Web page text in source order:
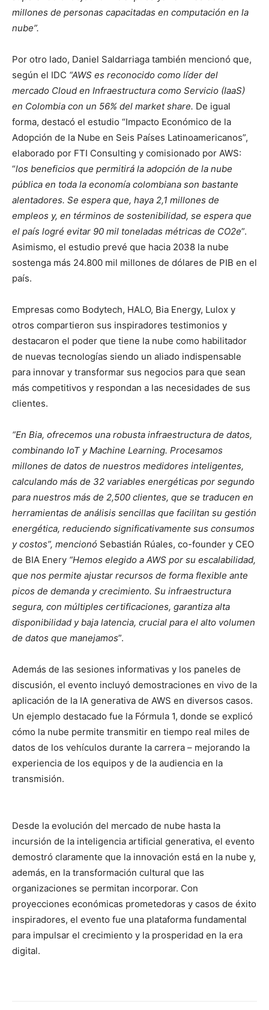
millones de personas capacitadas en computación en la
nube”.
Por otro lado, Daniel Saldarriaga también mencionó que,
según el IDC “AWS es reconocido como líder del
mercado Cloud en Infraestructura como Servicio (IaaS)
en Colombia con un 56% del market share. De igual
forma, destacó el estudio “Impacto Económico de la
Adopción de la Nube en Seis Países Latinoamericanos”,
elaborado por FTI Consulting y comisionado por AWS:
“los beneficios que permitirá la adopción de la nube
pública en toda la economía colombiana son bastante
alentadores. Se espera que, haya 2,1 millones de
empleos y, en términos de sostenibilidad, se espera que
el país logré evitar 90 mil toneladas métricas de CO2e”.
Asimismo, el estudio prevé que hacia 2038 la nube
sostenga más 24.800 mil millones de dólares de PIB en el
país.
Empresas como Bodytech, HALO, Bia Energy, Lulox y
otros compartieron sus inspiradores testimonios y
destacaron el poder que tiene la nube como habilitador
de nuevas tecnologías siendo un aliado indispensable
para innovar y transformar sus negocios para que sean
más competitivos y respondan a las necesidades de sus
clientes.
“En Bia, ofrecemos una robusta infraestructura de datos,
combinando IoT y Machine Learning. Procesamos
millones de datos de nuestros medidores inteligentes,
calculando más de 32 variables energéticas por segundo
para nuestros más de 2,500 clientes, que se traducen en
herramientas de análisis sencillas que facilitan su gestión
energética, reduciendo significativamente sus consumos
y costos”, mencionó Sebastián Rúales, co-founder y CEO
de BIA Enery “Hemos elegido a AWS por su escalabilidad,
que nos permite ajustar recursos de forma flexible ante
picos de demanda y crecimiento. Su infraestructura
segura, con múltiples certificaciones, garantiza alta
disponibilidad y baja latencia, crucial para el alto volumen
de datos que manejamos”.
Además de las sesiones informativas y los paneles de
discusión, el evento incluyó demostraciones en vivo de la
aplicación de la IA generativa de AWS en diversos casos.
Un ejemplo destacado fue la Fórmula 1, donde se explicó
cómo la nube permite transmitir en tiempo real miles de
datos de los vehículos durante la carrera – mejorando la
experiencia de los equipos y de la audiencia en la
transmisión.
Desde la evolución del mercado de nube hasta la
incursión de la inteligencia artificial generativa, el evento
demostró claramente que la innovación está en la nube y,
además, en la transformación cultural que las
organizaciones se permitan incorporar. Con
proyecciones económicas prometedoras y casos de éxito
inspiradores, el evento fue una plataforma fundamental
para impulsar el crecimiento y la prosperidad en la era
digital.